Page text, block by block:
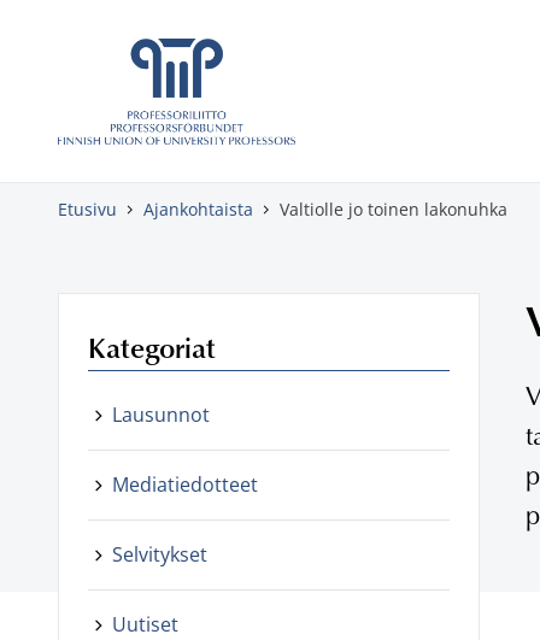
Skippaa sisältö
Etusivu Ajankohtaista Valtiolle jo toinen lakonuhka
Kategoriat
Lausunnot
Mediatiedotteet
Selvitykset
Uutiset